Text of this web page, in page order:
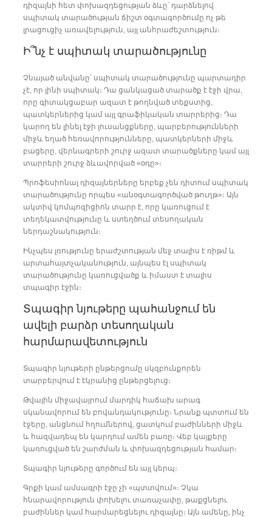
դիզայնի հետ փոխազդեցության ձևը՝ դարձնելով
սպիտակ տարածության ճիշտ օգտագործումը ոչ թե
լրացուցիչ առավելություն, այլ անհրաժեշտություն։
Ի՞նչ է սպիտակ տարածությունը
Չնայած անվանը՝ սպիտակ տարածությունը պարտադիր
չէ, որ լինի սպիտակ։ Դա ցանկացած տարածք է էջի վրա,
որը գիտակցաբար ազատ է թողնված տեքստից,
պատկերներից կամ այլ գրաֆիկական տարրերից։ Դա
կարող են լինել էջի լուսանցքները, պարբերությունների
միջև եղած հեռավորությունները, պատկերների միջև
բացերը, վերնագրերի շուրջ ազատ տարածքները կամ այլ
տարրերի շուրջ ձևավորված «օդը»։
Պրոֆեսիոնալ դիզայներները երբեք չեն դիտում սպիտակ
տարածությունը որպես «անօգտագործված թուղթ»։ Այն
ակտիվ կոմպոզիցիոն տարր է, որը կառուցում է
տեղեկատվությունը և ստեղծում տեսողական
ներդաշնակություն։
Ինչպես լռությունը երաժշտության մեջ տալիս է ռիթմ և
արտահայտչականություն, այնպես էլ սպիտակ
տարածությունը կառուցվածք և իմաստ է տալիս
տպագիր էջին։
Տպագիր նյութերը պահանջում են
ավելի բարձր տեսողական
հարմարավետություն
Տպագիր նյութերի ընթերցումը սկզբունքորեն
տարբերվում է էկրանից ընթերցելուց։
Թվային միջավայրում մարդիկ հաճախ արագ
սկանավորում են բովանդակությունը։ Նրանք պտտում են
էջերը, անցնում հղումներով, ցատկում բաժինների միջև
և հազվադեպ են կարդում ամեն բառը։ Վեբ կայքերը
կառուցված են շարժման և փոխազդեցության համար։
Տպագիր նյութերը գործում են այլ կերպ։
Գրքի կամ ամսագրի էջը չի «պտտվում»։ Չկա
հնարավորություն փոխելու տառաչափը, թաքցնելու
բաժիններ կամ հարմարեցնելու դիզայնը։ Այն ամենը, ինչ